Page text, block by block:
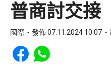
普商討交接
國際 發佈 07.11.2024 10:07
Share to Facebook
Share to WhatsApp